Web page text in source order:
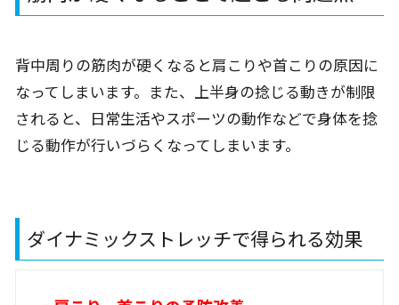
背中周りの筋肉が硬くなると肩こりや首こりの原因に
なってしまいます。また、上半身の捻じる動きが制限
されると、日常生活やスポーツの動作などで身体を捻
じる動作が行いづらくなってしまいます。
ダイナミックストレッチで得られる効果